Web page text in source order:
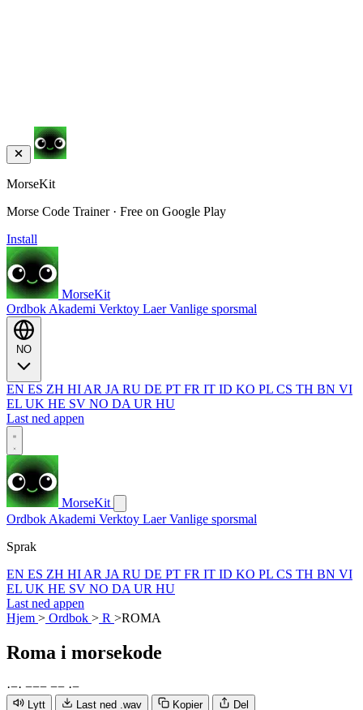
MorseKit
Morse Code Trainer · Free on Google Play
Install
MorseKit
Ordbok Akademi Verktoy LaerVanlige sporsmal
EN ES ZH HI AR JA RU DE PT FR IT ID KO PL CS TH BN VI
EL UK HE SV NO DA UR HU
Last ned appen
MorseKit
Ordbok Akademi Verktoy LaerVanlige sporsmal
Sprak
EN ES ZH HI AR JA RU DE PT FR IT ID KO PL CS TH BN VI
EL UK HE SV NO DA UR HU
Last ned appen
Hjem > Ordbok > R >ROMA
Roma i morsekode
·−· −−− −− ·−
Lytt Last ned .wav Kopier Del